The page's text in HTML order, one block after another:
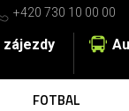
+420 730 10 00 00
FOTBAL